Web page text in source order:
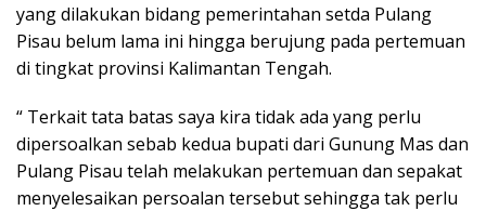
yang dilakukan bidang pemerintahan setda Pulang
Pisau belum lama ini hingga berujung pada pertemuan
di tingkat provinsi Kalimantan Tengah.
“ Terkait tata batas saya kira tidak ada yang perlu
dipersoalkan sebab kedua bupati dari Gunung Mas dan
Pulang Pisau telah melakukan pertemuan dan sepakat
menyelesaikan persoalan tersebut sehingga tak perlu